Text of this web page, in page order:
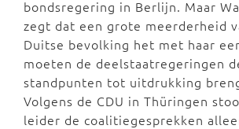
bondsregering in Berlijn. Maar
zegt dat een grote meerderheid
Duitse bevolking het met haar
moeten de deelstaatregeringen
standpunten tot uitdrukking
Volgens de CDU in Thüringen
leider de coalitiegesprekken